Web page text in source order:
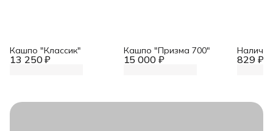
13 250 ₽
Кашпо "Классик"
15 000 ₽
Кашпо "Призма 700"
829 ₽